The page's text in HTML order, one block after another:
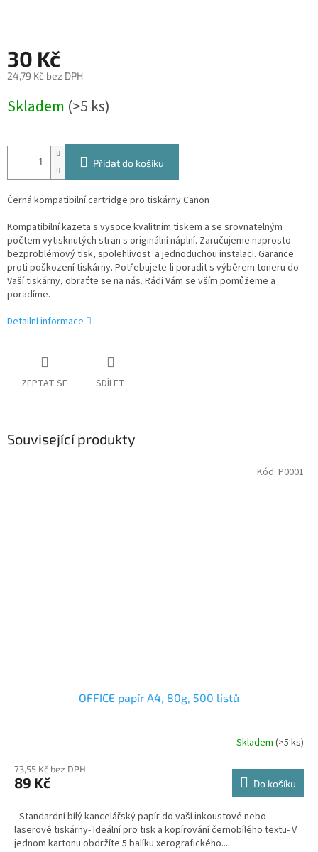
30 Kč
24,79 Kč bez DPH
cena:
Skladem (>5 ks)
Přidat do košíku
Černá kompatibilní cartridge pro tiskárny Canon
Kompatibilní kazeta s vysoce kvalitním tiskem a se srovnatelným
počtem vytisknutých stran s originální náplní. Zaručujeme naprosto
bezproblémový tisk, spolehlivost a jednoduchou instalaci. Garance
proti poškození tiskárny. Potřebujete-li poradit s výběrem toneru do
Vaší tiskárny, obraťte se na nás. Rádi Vám se vším pomůžeme a
poradíme.
Detailní informace
ZEPTAT SE SDÍLET
Související produkty
OFFICE papír A4, 80g, 500 listů
Skladem (>5 ks)
73,55 Kč bez DPH
89 Kč Do košíku
- Standardní bílý kancelářský papír do vaší inkoustové nebo
laserové tiskárny- Ideální pro tisk a kopírování černobílého textu- V
jednom kartonu obdržíte 5 balíku xerografického...
Kód: P0001